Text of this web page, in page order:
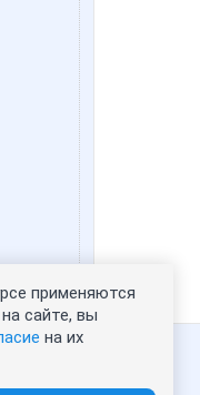
- 0
применяются
сайте, вы
на их